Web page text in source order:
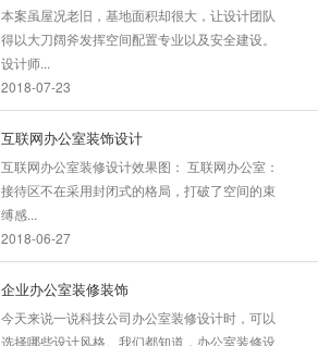
本案虽屋况老旧，基地面积却很大，让设计团队
得以大刀阔斧发挥空间配置专业以及安全建设。
设计师...
互联网办公室装饰设计
互联网办公室装修设计效果图： 互联网办公室：
接待区不在采用封闭式的格局，打破了空间的束
缚感...
企业办公室装修装饰
今天来说一说科技公司办公室装修设计时，可以
选择哪些设计风格。我们都知道，办公室装修设